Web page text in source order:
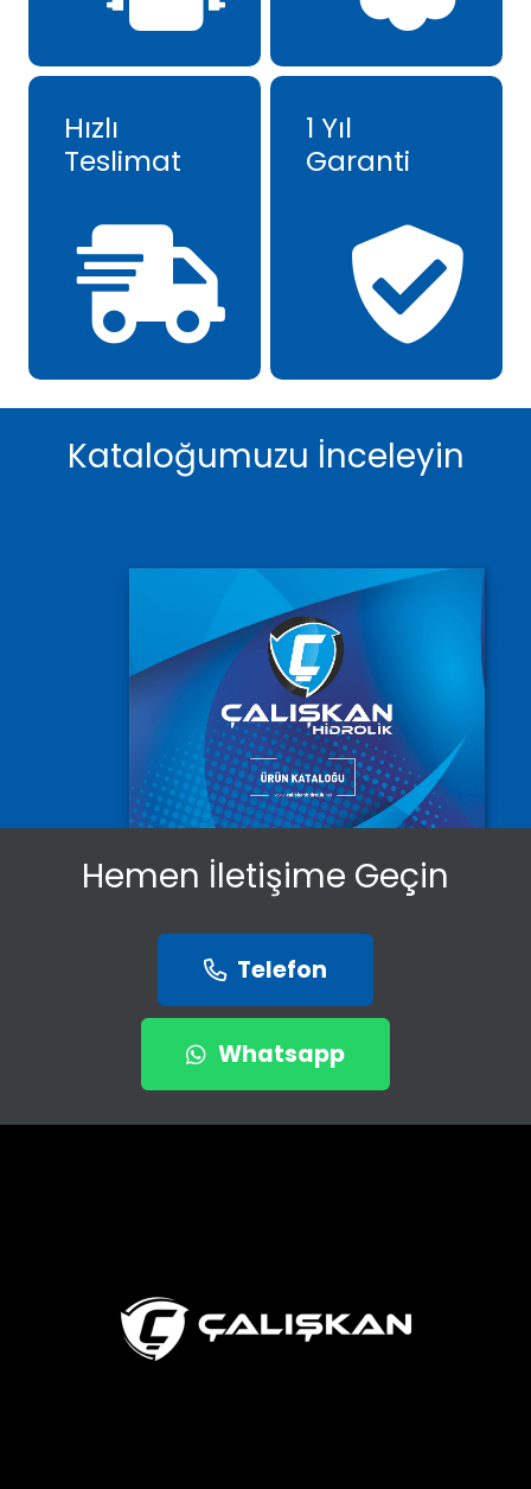
Hızlı
Teslimat
1 Yıl
Garanti
Kataloğumuzu İnceleyin
Hemen İletişime Geçin
Telefon
Whatsapp